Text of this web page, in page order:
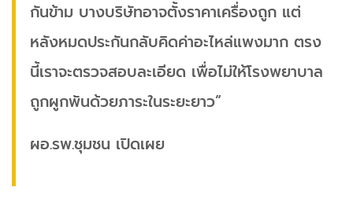
กันข้าม บางบริษัทอาจตั้งราคาเครื่องถูก แต่
หลังหมดประกันกลับคิดค่าอะไหล่แพงมาก ตรง
นี้เราจะตรวจสอบละเอียด เพื่อไม่ให้โรงพยาบาล
ถูกผูกพันด้วยภาระในระยะยาว”
ผอ.รพ.ชุมชน เปิดเผย